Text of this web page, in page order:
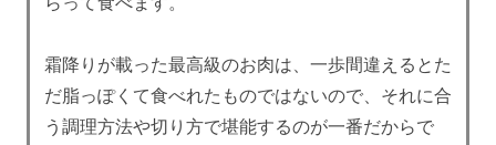
霜降りが載った最高級のお肉は、一歩間違えるとた
だ脂っぽくて食べれたものではないので、それに合
う調理方法や切り方で堪能するのが一番だからで